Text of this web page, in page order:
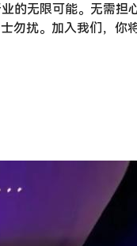
的无限可能。无需担
勿扰。加入我们，你